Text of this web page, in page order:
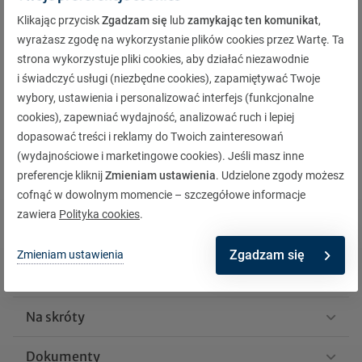
osobę upoważnioną do Karty.
Regulamin Klubu VIP 185 KB
Wniosek o wydanie karty
Klubu VIP
110 KB
Na skróty
Dokumenty
Klikając przyciskZgadzam się lubzamykając ten komunikat,
wyrażasz zgodę na wykorzystanie plików cookies przez Wartę. Ta
strona wykorzystuje pliki cookies, aby działać niezawodnie
i świadczyć usługi (niezbędne cookies), zapamiętywać Twoje
wybory, ustawienia i personalizować interfejs (funkcjonalne
cookies), zapewniać wydajność, analizować ruch i lepiej
dopasować treści i reklamy do Twoich zainteresowań
(wydajnościowe i marketingowe cookies). Jeśli masz inne
preferencje kliknijZmieniam ustawienia. Udzielone zgody możesz
cofnąć w dowolnym momencie – szczegółowe informacje
zawiera Polityka cookies.
Zmieniam ustawienia Zgadzam się